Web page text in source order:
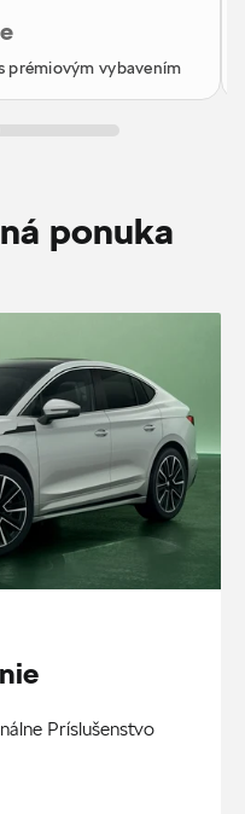
prémiovým vybavením
ponuka
Príslušenstvo